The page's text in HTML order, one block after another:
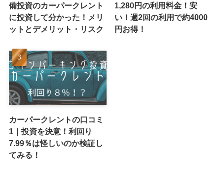
備投資のカーパークレント
に投資して分かった！メリ
ットとデメリット・リスク
1,280円の利用料金！安
い！週2回の利用で約4000
円お得！
カーパークレントの口コミ
1｜投資を決意！利回り
7.99％は怪しいのか検証し
てみる！